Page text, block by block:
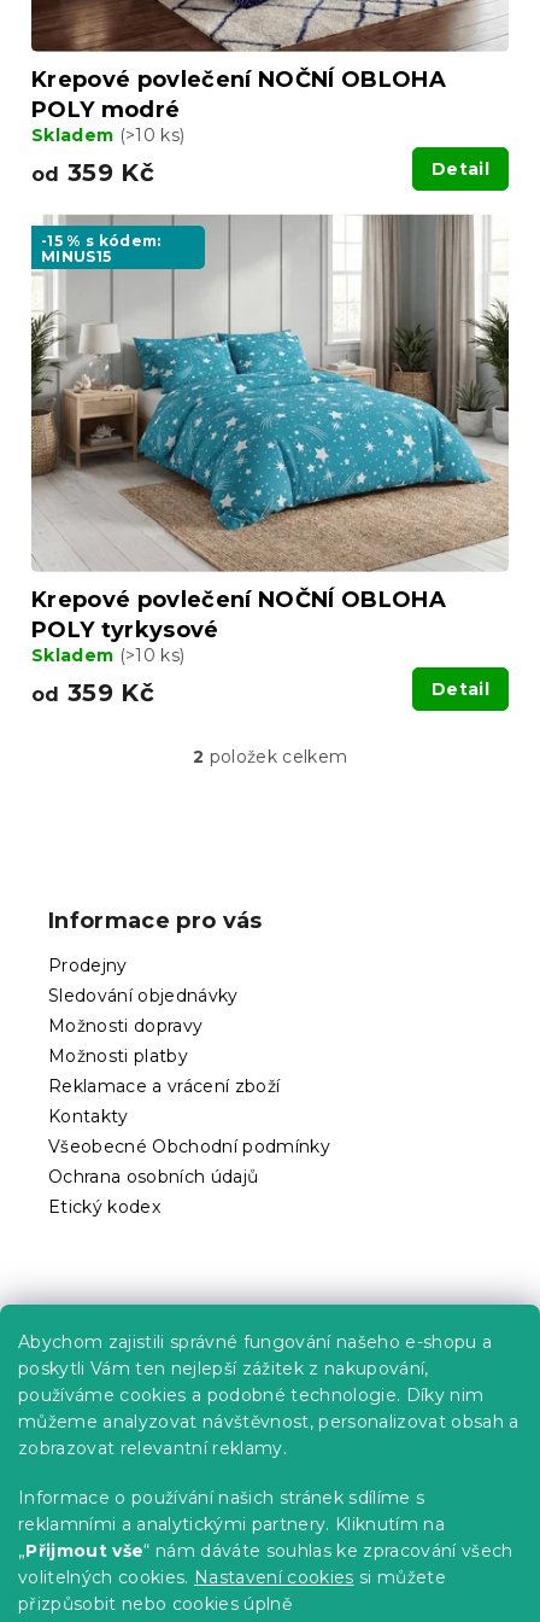
Abychom zajistili správné fungování našeho e-shopu a
poskytli Vám ten nejlepší zážitek z nakupování,
používáme cookies a podobné technologie. Díky nim
můžeme analyzovat návštěvnost, personalizovat obsah a
zobrazovat relevantní reklamy.
Informace o používání našich stránek sdílíme s
reklamními a analytickými partnery. Kliknutím na
„Přijmout vše“ nám dáváte souhlas ke zpracování všech
volitelných cookies. Nastavení cookies si můžete
přizpůsobit nebo cookies úplně
ů
Krepové povlečení NOČNÍ OBLOHA
POLY modré
Skladem (>10 ks)
od 359 Kč Detail
-15 % s kódem:
MINUS15
Krepové povlečení NOČNÍ OBLOHA
POLY tyrkysové
Skladem (>10 ks)
od 359 Kč Detail
O
ý
i
s
2 položek celkem
Informace pro vás
Prodejny
Sledování objednávky
Možnosti dopravy
Možnosti platby
Reklamace a vrácení zboží
Kontakty
Všeobecné Obchodní podmínky
Ochrana osobních údajů
Etický kodex
Kariéra
Poptávky a B2B spolupráce
Proč se u nás registrovat?
Věrnostní program - Sleva až 10 %
Návody
Tabulky velikostí
Blog